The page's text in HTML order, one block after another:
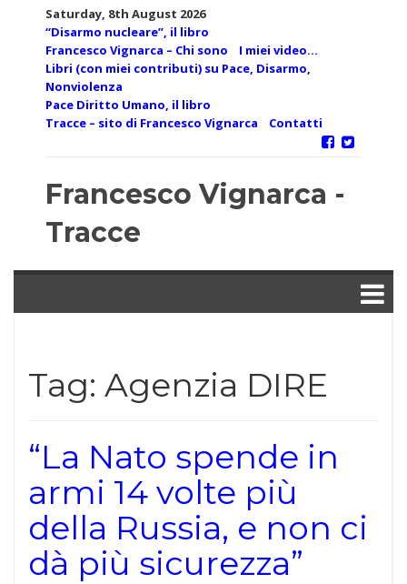
Saturday, 8th August 2026
“Disarmo nucleare”, il libro
Francesco Vignarca – Chi sono
I miei video…
Libri (con miei contributi) su Pace, Disarmo,
Nonviolenza
Pace Diritto Umano, il libro
Tracce – sito di Francesco Vignarca
Contatti
Francesco Vignarca -
Tracce
Tag: Agenzia DIRE
“La Nato spende in
armi 14 volte più
della Russia, e non ci
dà più sicurezza”